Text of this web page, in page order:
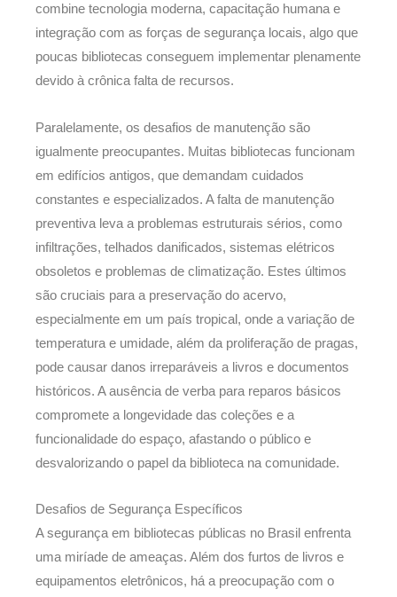
combine tecnologia moderna, capacitação humana e
integração com as forças de segurança locais, algo que
poucas bibliotecas conseguem implementar plenamente
devido à crônica falta de recursos.
Paralelamente, os desafios de manutenção são
igualmente preocupantes. Muitas bibliotecas funcionam
em edifícios antigos, que demandam cuidados
constantes e especializados. A falta de manutenção
preventiva leva a problemas estruturais sérios, como
infiltrações, telhados danificados, sistemas elétricos
obsoletos e problemas de climatização. Estes últimos
são cruciais para a preservação do acervo,
especialmente em um país tropical, onde a variação de
temperatura e umidade, além da proliferação de pragas,
pode causar danos irreparáveis a livros e documentos
históricos. A ausência de verba para reparos básicos
compromete a longevidade das coleções e a
funcionalidade do espaço, afastando o público e
desvalorizando o papel da biblioteca na comunidade.
Desafios de Segurança Específicos
A segurança em bibliotecas públicas no Brasil enfrenta
uma miríade de ameaças. Além dos furtos de livros e
equipamentos eletrônicos, há a preocupação com o